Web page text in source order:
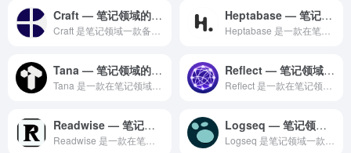
Craft — 笔记领域的专业 AI 工具 Heptabase — 笔记领域的专业 AI 工具
Tana — 笔记领域的专业 AI 工具 Reflect — 笔记领域的专业 AI 工具
Readwise — 笔记领域的专业 AI 工具 Logseq — 笔记领域的专业 AI 工具